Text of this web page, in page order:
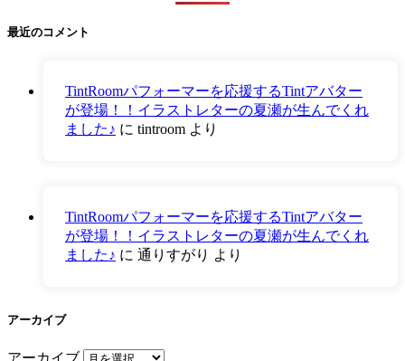
最近のコメント
TintRoomパフォーマーを応援するTintアバター
が登場！！イラストレターの夏瀬が生んでくれ
ました♪ に tintroom より
TintRoomパフォーマーを応援するTintアバター
が登場！！イラストレターの夏瀬が生んでくれ
ました♪ に 通りすがり より
アーカイブ
アーカイブ